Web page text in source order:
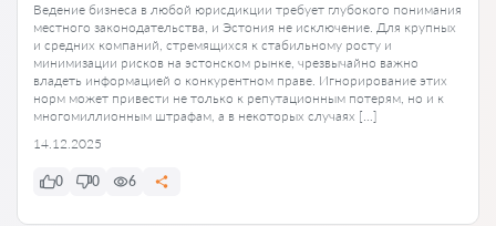
Ведение бизнеса в любой юрисдикции требует глубокого понимания
местного законодательства, и Эстония не исключение. Для крупных
и средних компаний, стремящихся к стабильному росту и
минимизации рисков на эстонском рынке, чрезвычайно важно
владеть информацией о конкурентном праве. Игнорирование этих
норм может привести не только к репутационным потерям, но и к
многомиллионным штрафам, а в некоторых случаях […]
14.12.2025
0 0 6